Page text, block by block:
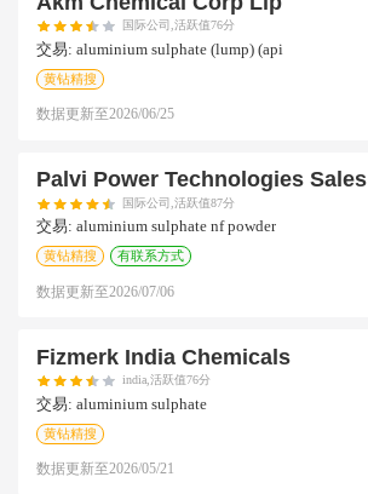
国际公司,活跃值76分
交易: aluminium sulphate (lump) (api
黄钻精搜
数据更新至2026/06/25
Palvi Power Technologies Sales
国际公司,活跃值87分
交易: aluminium sulphate nf powder
黄钻精搜 有联系方式
数据更新至2026/07/06
Fizmerk India Chemicals
india,活跃值76分
交易: aluminium sulphate
黄钻精搜
数据更新至2026/05/21